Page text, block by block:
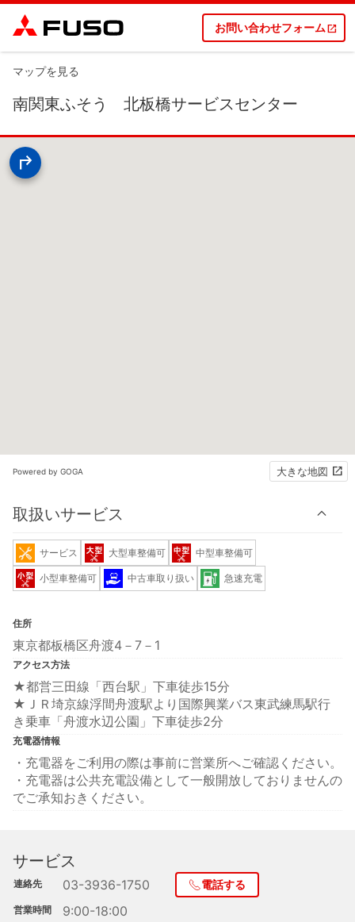
お問い合わせフォーム
マップを見る
南関東ふそう 北板橋サービスセンター
Powered by GOGA 大きな地図
取扱いサービス
サービス 大型車整備可 中型車整備可
小型車整備可 中古車取り扱い 急速充電
住所
東京都板橋区舟渡4－7－1
アクセス方法
★都営三田線「西台駅」下車徒歩15分
★ＪＲ埼京線浮間舟渡駅より国際興業バス東武練馬駅行
き乗車「舟渡水辺公園」下車徒歩2分
充電器情報
・充電器をご利用の際は事前に営業所へご確認ください。
・充電器は公共充電設備として一般開放しておりませんの
でご承知おきください。
サービス
連絡先 03-3936-1750 電話する
営業時間 9:00-18:00